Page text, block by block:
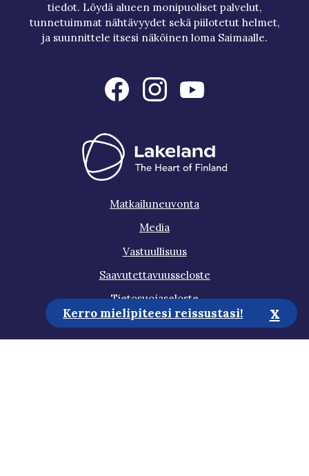
tiedot. Löydä alueen monipuoliset palvelut,
tunnetuimmat nähtävyydet sekä piilotetut helmet,
ja suunnittele itsesi näköinen loma Saimaalle.
Matkailuneuvonta
Media
Vastuullisuus
Saavutettavuusseloste
Tietosuojaseloste
Kerro mielipiteesi reissustasi! x